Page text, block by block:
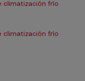
climatización frío
climatización frío